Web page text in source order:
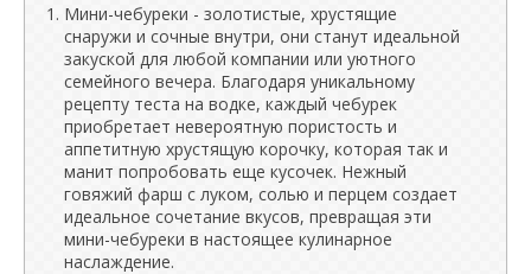
Мини-чебуреки - золотистые, хрустящие
снаружи и сочные внутри, они станут идеальной
закуской для любой компании или уютного
семейного вечера. Благодаря уникальному
рецепту теста на водке, каждый чебурек
приобретает невероятную пористость и
аппетитную хрустящую корочку, которая так и
манит попробовать еще кусочек. Нежный
говяжий фарш с луком, солью и перцем создает
идеальное сочетание вкусов, превращая эти
мини-чебуреки в настоящее кулинарное
наслаждение.